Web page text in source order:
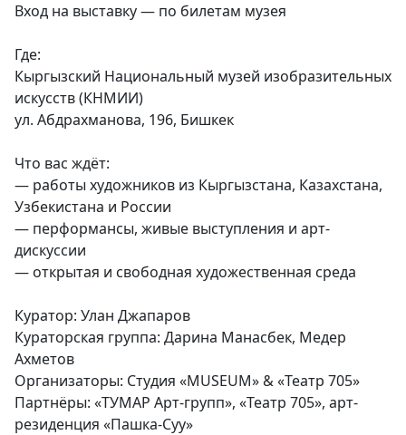
Вход на выставку — по билетам музея
Где:
Кыргызский Национальный музей изобразительных
искусств (КНМИИ)
ул. Абдрахманова, 196, Бишкек
Что вас ждёт:
— работы художников из Кыргызстана, Казахстана,
Узбекистана и России
— перформансы, живые выступления и арт-
дискуссии
— открытая и свободная художественная среда
Куратор: Улан Джапаров
Кураторская группа: Дарина Манасбек, Медер
Ахметов
Организаторы: Студия «MUSEUM» & «Театр 705»
Партнёры: «ТУМАР Арт-групп», «Театр 705», арт-
резиденция «Пашка-Суу»